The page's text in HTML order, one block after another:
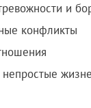
и
конфликты